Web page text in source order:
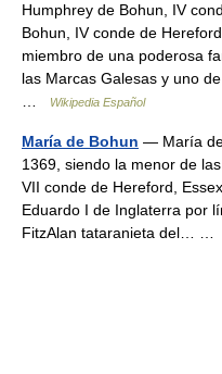
Humphrey de Bohun, IV
Bohun, IV conde de
miembro de una poderosa
las Marcas Galesas y uno
Wikipedia Español
María de Bohun — María
1369, siendo la menor de
VII conde de Hereford,
Eduardo I de Inglaterra por
FitzAlan tataranieta del… …